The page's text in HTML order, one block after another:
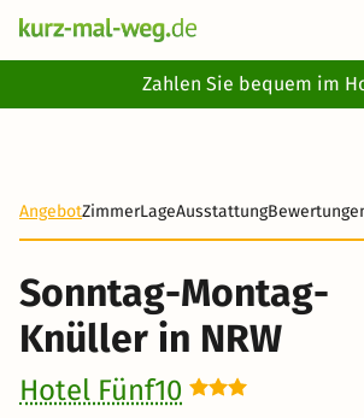
Zahlen Sie bequem im
AngebotZimmerLageAusstattung
Sonntag-Montag-
Knüller in NRW
Hotel Fünf10